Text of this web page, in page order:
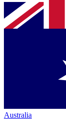
Australia